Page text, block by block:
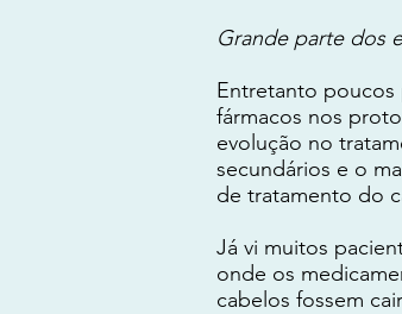
Grande parte dos
Entretanto poucos
fármacos nos
evolução no
secundários e o
de tratamento do
Já vi muitos
onde os
cabelos fossem